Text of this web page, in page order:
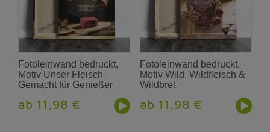
Fotoleinwand bedruckt,
Motiv Unser Fleisch -
Gemacht für Genießer
ab 11,98 €
Fotoleinwand bedruckt,
Motiv Wild, Wildfleisch &
Wildbret
ab 11,98 €